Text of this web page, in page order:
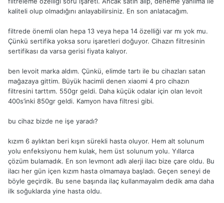
kaliteli olup olmadığını anlayabilirsiniz. En son anlatacağım.
filtrede önemli olan hepa 13 veya hepa 14 özelliği var mı yok mu.
Çünkü sertifika yoksa soru işaretleri doğuyor. Cihazın filtresinin
sertifikası da varsa gerisi fiyata kalıyor.
ben levoit marka aldım. Çünkü, elimde tartı ile bu cihazları satan
mağazaya gittim. Büyük hacimli denen xiaomi 4 pro cihazın
filtresini tarttım. 550gr geldi. Daha küçük odalar için olan levoit
400s’inki 850gr geldi. Kamyon hava filtresi gibi.
bu cihaz bizde ne işe yaradı?
kızım 6 aylıktan beri kışın sürekli hasta oluyor. Hem alt solunum
yolu enfeksiyonu hem kulak, hem üst solunum yolu. Yıllarca
çözüm bulamadık. En son levmont adlı alerji ilacı bize çare oldu. Bu
ilacı her gün içen kızım hasta olmamaya başladı. Geçen seneyi de
böyle geçirdik. Bu sene başında ilaç kullanmayalım dedik ama daha
ilk soğuklarda yine hasta oldu.